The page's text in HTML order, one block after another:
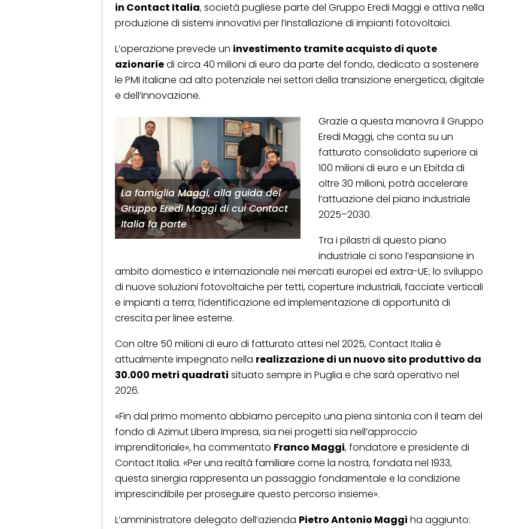
in Contact Italia, società pugliese parte del Gruppo Eredi Maggi e attiva nella
produzione di sistemi innovativi per l’installazione di impianti fotovoltaici.
L’operazione prevede un investimento tramite acquisto di quote
azionariedi circa 40 milioni di euro da parte del fondo, dedicato a sostenere
le PMI italiane ad alto potenziale nei settori della transizione energetica, digitale
e dell’innovazione.
La famiglia Maggi, alla guida del
Gruppo Eredi Maggi di cui Contact
Italia fa parte
Grazie a questa manovra il Gruppo
Eredi Maggi, che conta su un
fatturato consolidato superiore ai
100 milioni di euro e un Ebitda di
oltre 30 milioni, potrà accelerare
l’attuazione del piano industriale
2025–2030.
Tra i pilastri di questo piano
industriale ci sono l’espansione in
ambito domestico e internazionale nei mercati europei ed extra-UE; lo sviluppo
di nuove soluzioni fotovoltaiche per tetti, coperture industriali, facciate verticali
e impianti a terra; l’identificazione ed implementazione di opportunità di
crescita per linee esterne.
Con oltre 50 milioni di euro di fatturato attesi nel 2025, Contact Italia è
attualmente impegnato nella realizzazione di un nuovo sito produttivo da
30.000 metri quadrati situato sempre in Puglia e che sarà operativo nel
2026.
«Fin dal primo momento abbiamo percepito una piena sintonia con il team del
fondo di Azimut Libera Impresa, sia nei progetti sia nell’approccio
imprenditoriale», ha commentato Franco Maggi, fondatore e presidente di
Contact Italia. «Per una realtà familiare come la nostra, fondata nel 1933,
questa sinergia rappresenta un passaggio fondamentale e la condizione
imprescindibile per proseguire questo percorso insieme».
L’amministratore delegato dell’azienda Pietro Antonio Maggi ha aggiunto: